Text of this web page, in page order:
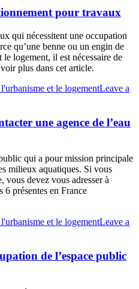
pour travaux
qui nécessitent une occupation
qu’une benne ou un engin de
logement, il est nécessaire de
plus dans cet article.
et le logementLeave a
une agence de l’eau
qui a pour mission principale
milieux aquatiques. Si vous
vous devez vous adresser à
6 présentes en France
et le logementLeave a
de l’espace public